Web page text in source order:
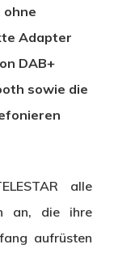
ohne
Adapter
DAB+
sowie die
alle
an, die ihre
aufrüsten